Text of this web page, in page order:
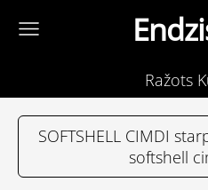
Ražots
SOFTSHELL CIMDI
softshell